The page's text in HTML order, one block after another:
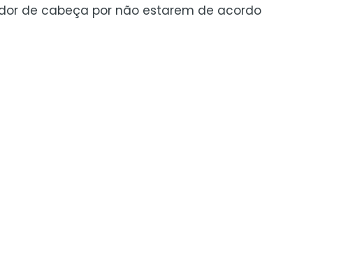
de cabeça por não estarem de acordo